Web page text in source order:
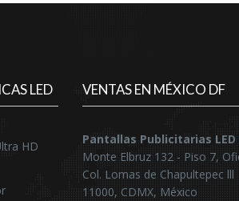
LED
HD
VENTAS EN MÉXICO DF
Pantallas Publicitarias LED
Monte Elbruz 132 - Piso 7,
Col. Lomas de Chapultepec lll
11000, CDMX, México